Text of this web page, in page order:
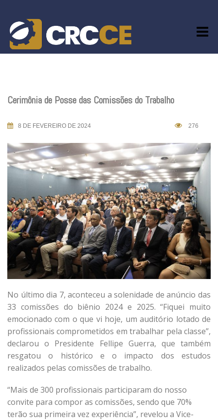
content
Cerimônia de Posse das Comissões do Trabalho
8 DE FEVEREIRO DE 2024 276
No último dia 7, aconteceu a solenidade de anúncio das
33 comissões do biênio 2024 e 2025. “Fiquei muito
emocionado com o que vi hoje, um auditório lotado de
profissionais comprometidos em trabalhar pela classe”,
declarou o Presidente Fellipe Guerra, que também
resgatou o histórico e o impacto dos estudos
realizados pelas comissões de trabalho.
“Mais de 300 profissionais participaram do nosso
convite para compor as comissões, sendo que 70%
terão sua primeira vez experiência”, revelou a Vice-